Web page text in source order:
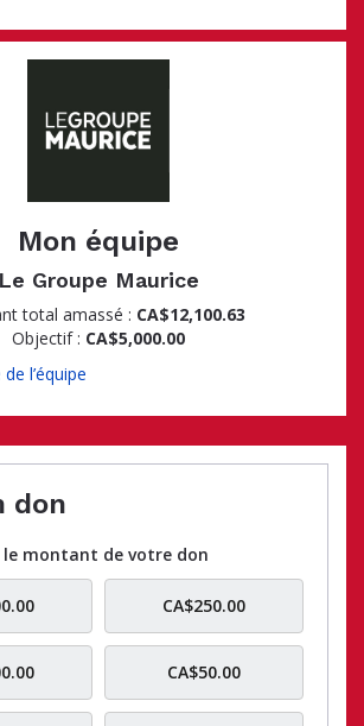
Mon équipe
Le Groupe Maurice
total amassé : CA$12,100.63
Objectif : CA$5,000.00
l’équipe
don
le montant de votre don
CA$250.00
CA$50.00